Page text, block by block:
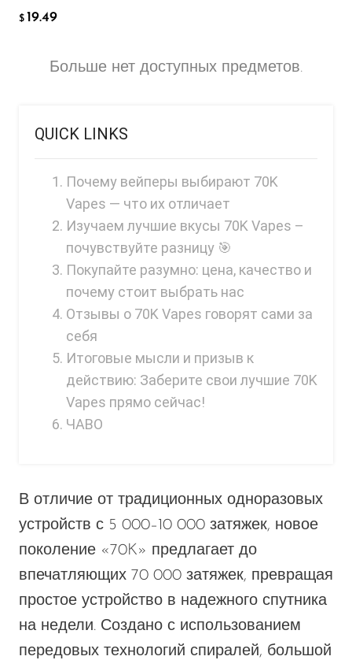
$ 19.49
Больше нет доступных предметов.
QUICK LINKS
Почему вейперы выбирают 70K
Vapes — что их отличает
Изучаем лучшие вкусы 70K Vapes –
почувствуйте разницу 🎯
Покупайте разумно: цена, качество и
почему стоит выбрать нас
Отзывы о 70K Vapes говорят сами за
себя
Итоговые мысли и призыв к
действию: Заберите свои лучшие 70K
Vapes прямо сейчас!
ЧАВО
В отличие от традиционных одноразовых
устройств с 5 000–10 000 затяжек, новое
поколение «70K» предлагает до
впечатляющих 70 000 затяжек, превращая
простое устройство в надежного спутника
на недели. Создано с использованием
передовых технологий спиралей, большой